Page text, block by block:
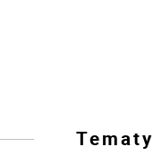
Tematy